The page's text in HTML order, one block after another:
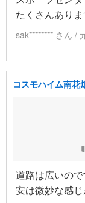
たくさんありま
sak******** さん /
コスモハイム南花
道路は広いの
安は微妙な感じ